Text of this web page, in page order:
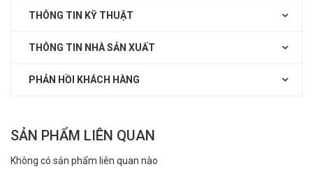
THÔNG TIN KỸ THUẬT
THÔNG TIN NHÀ SẢN XUẤT
PHẢN HỒI KHÁCH HÀNG
SẢN PHẨM LIÊN QUAN
Không có sản phẩm liên quan nào